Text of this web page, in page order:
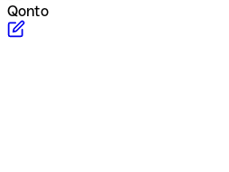
Qonto